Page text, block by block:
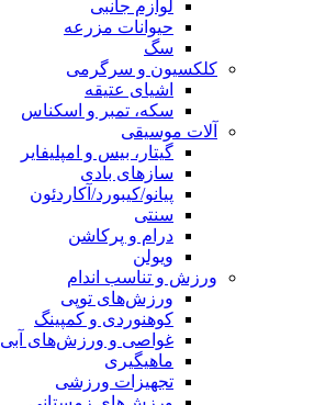
لوازم جانبی
حیوانات مزرعه
سگ
کلکسیون و سرگرمی
اشیای عتیقه
سکه، تمبر و اسکناس
آلات موسیقی
گیتار، بیس و امپلیفایر
سازهای بادی
پیانو/کیبورد/آکاردئون
سنتی
درام و پرکاشن
ویولن
ورزش و تناسب اندام
ورزش‌های توپی
کوهنوردی و کمپینگ
غواصی و ورزش‌های آبی
ماهیگیری
تجهیزات ورزشی